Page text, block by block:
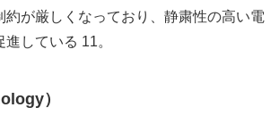
約が厳しくなっており、静粛性の高い電
している 11。
）